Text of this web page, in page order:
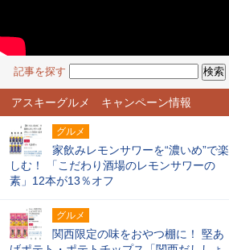
記事を探す
アスキーグルメ キャンペーン情報
グルメ
家飲みレモンサワーを“濃いめ”で楽
しむ！ 「こだわり酒場のレモンサワーの
素」12本が13％オフ
グルメ
関西限定の味をおやつ棚に！ 堅あ